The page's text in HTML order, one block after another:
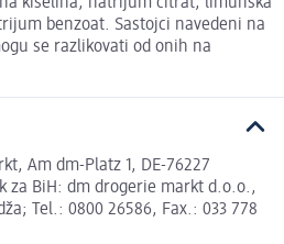
benzoat. Sastojci navedeni na
se razlikovati od onih na
Am dm-Platz 1, DE-76227
za BiH: dm drogerie markt d.o.o.,
Tel.: 0800 26586, Fax.: 033 778